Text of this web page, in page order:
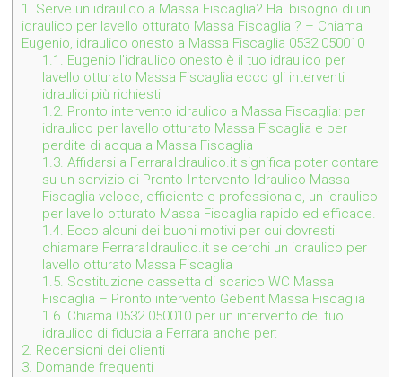
1. Serve un idraulico a Massa Fiscaglia? Hai bisogno di un
idraulico per lavello otturato Massa Fiscaglia ? – Chiama
Eugenio, idraulico onesto a Massa Fiscaglia 0532 050010
1.1. Eugenio l’idraulico onesto è il tuo idraulico per
lavello otturato Massa Fiscaglia ecco gli interventi
idraulici più richiesti
1.2. Pronto intervento idraulico a Massa Fiscaglia: per
idraulico per lavello otturato Massa Fiscaglia e per
perdite di acqua a Massa Fiscaglia
1.3. Affidarsi a FerraraIdraulico.it significa poter contare
su un servizio di Pronto Intervento Idraulico Massa
Fiscaglia veloce, efficiente e professionale, un idraulico
per lavello otturato Massa Fiscaglia rapido ed efficace.
1.4. Ecco alcuni dei buoni motivi per cui dovresti
chiamare FerraraIdraulico.it se cerchi un idraulico per
lavello otturato Massa Fiscaglia
1.5. Sostituzione cassetta di scarico WC Massa
Fiscaglia – Pronto intervento Geberit Massa Fiscaglia
1.6. Chiama 0532 050010 per un intervento del tuo
idraulico di fiducia a Ferrara anche per:
2. Recensioni dei clienti
3. Domande frequenti